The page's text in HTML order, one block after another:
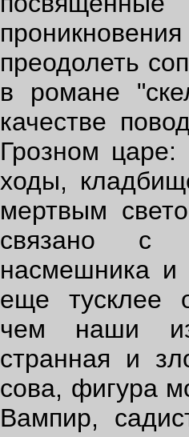
преодолеть
в романе
качестве
Грозном царе:
ходы,
мертвым
связано с
насмешника и
еще тусклее
чем наши
странная и
сова, фигура
Вампир,